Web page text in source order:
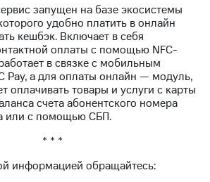
2023
запущен на базе экосистемы
удобно платить в онлайн
кешбэк. Включает в себя
оплаты с помощью NFC-
в связке с мобильным
а для оплаты онлайн — модуль,
оплачивать товары и услуги с карты
счета абонентского номера
или с помощью СБП.
* * *
информацией обращайтесь: